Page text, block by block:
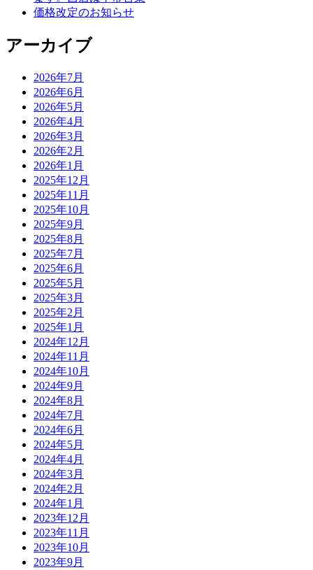
価格改定のお知らせ
アーカイブ
2026年7月
2026年6月
2026年5月
2026年4月
2026年3月
2026年2月
2026年1月
2025年12月
2025年11月
2025年10月
2025年9月
2025年8月
2025年7月
2025年6月
2025年5月
2025年3月
2025年2月
2025年1月
2024年12月
2024年11月
2024年10月
2024年9月
2024年8月
2024年7月
2024年6月
2024年5月
2024年4月
2024年3月
2024年2月
2024年1月
2023年12月
2023年11月
2023年10月
2023年9月